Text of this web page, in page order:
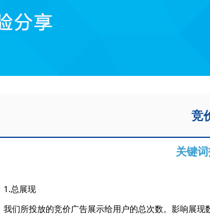
竞
关键
1.总展现
我们所投放的竞价广告展示给用户的总次数。影响展现